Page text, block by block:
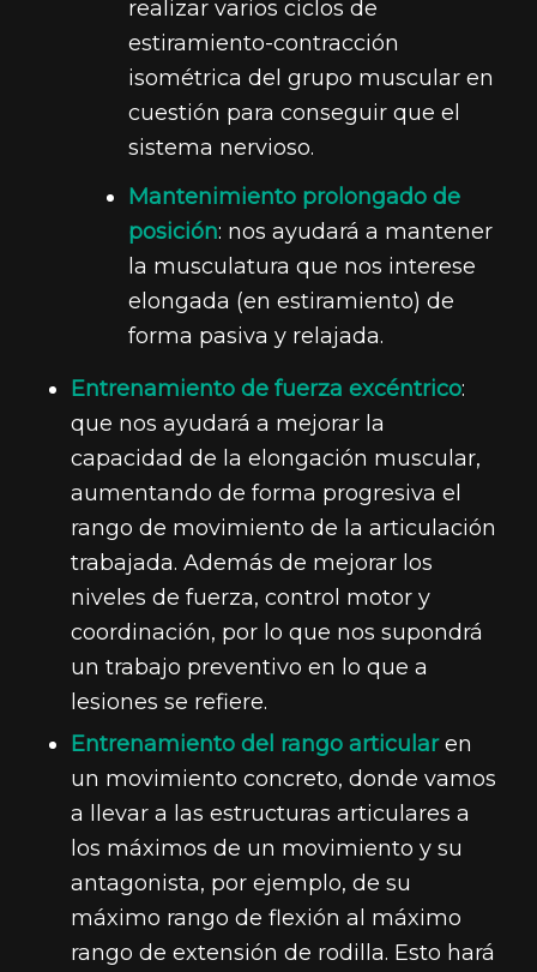
realizar varios ciclos de
estiramiento-contracción
isométrica del grupo muscular en
cuestión para conseguir que el
sistema nervioso.
Mantenimiento prolongado de
posición: nos ayudará a mantener
la musculatura que nos interese
elongada (en estiramiento) de
forma pasiva y relajada.
Entrenamiento de fuerza excéntrico:
que nos ayudará a mejorar la
capacidad de la elongación muscular,
aumentando de forma progresiva el
rango de movimiento de la articulación
trabajada. Además de mejorar los
niveles de fuerza, control motor y
coordinación, por lo que nos supondrá
un trabajo preventivo en lo que a
lesiones se refiere.
Entrenamiento del rango articularen
un movimiento concreto, donde vamos
a llevar a las estructuras articulares a
los máximos de un movimiento y su
antagonista, por ejemplo, de su
máximo rango de flexión al máximo
rango de extensión de rodilla. Esto hará